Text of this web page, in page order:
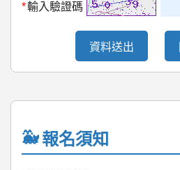
*輸入驗證碼
資料送出
報名須知